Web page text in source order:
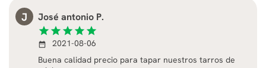
J José antonio P.
star star star star star
date_range
2021-08-06
Buena calidad precio para tapar nuestros tarros de